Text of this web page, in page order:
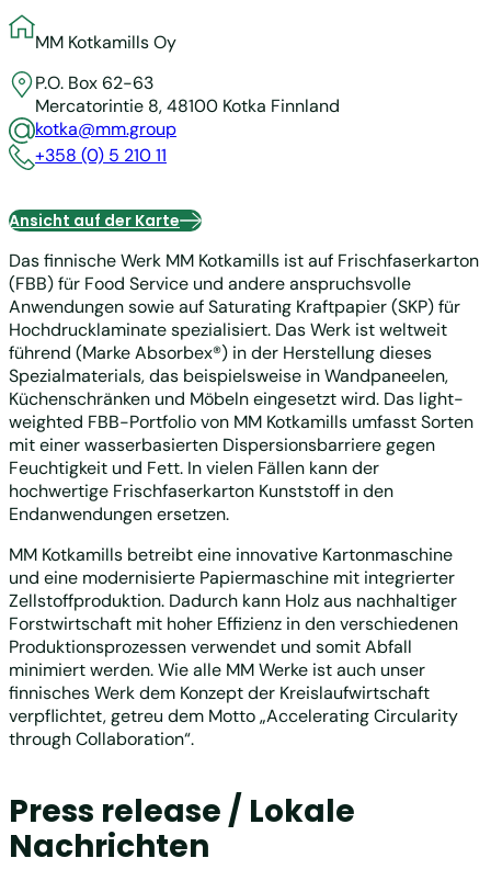
MM Kotkamills Oy
P.O. Box 62-63
Mercatorintie 8,48100 Kotka Finnland
kotka@mm.group
+358 (0) 5 210 11
Ansicht auf der Karte
Das finnische Werk MM Kotkamills ist auf Frischfaserkarton
(FBB) für Food Service und andere anspruchsvolle
Anwendungen sowie auf Saturating Kraftpapier (SKP) für
Hochdrucklaminate spezialisiert. Das Werk ist weltweit
führend (Marke Absorbex®) in der Herstellung dieses
Spezialmaterials, das beispielsweise in Wandpaneelen,
Küchenschränken und Möbeln eingesetzt wird. Das light-
weighted FBB-Portfolio von MM Kotkamills umfasst Sorten
mit einer wasserbasierten Dispersionsbarriere gegen
Feuchtigkeit und Fett. In vielen Fällen kann der
hochwertige Frischfaserkarton Kunststoff in den
Endanwendungen ersetzen.
MM Kotkamills betreibt eine innovative Kartonmaschine
und eine modernisierte Papiermaschine mit integrierter
Zellstoffproduktion. Dadurch kann Holz aus nachhaltiger
Forstwirtschaft mit hoher Effizienz in den verschiedenen
Produktionsprozessen verwendet und somit Abfall
minimiert werden. Wie alle MM Werke ist auch unser
finnisches Werk dem Konzept der Kreislaufwirtschaft
verpflichtet, getreu dem Motto „Accelerating Circularity
through Collaboration“.
Press release / Lokale
Nachrichten